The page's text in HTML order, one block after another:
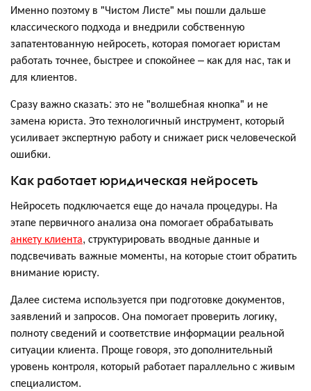
Именно поэтому в "Чистом Листе" мы пошли дальше
классического подхода и внедрили собственную
запатентованную нейросеть, которая помогает юристам
работать точнее, быстрее и спокойнее – как для нас, так и
для клиентов.
Сразу важно сказать: это не "волшебная кнопка" и не
замена юриста. Это технологичный инструмент, который
усиливает экспертную работу и снижает риск человеческой
ошибки.
Как работает юридическая нейросеть
Нейросеть подключается еще до начала процедуры. На
этапе первичного анализа она помогает обрабатывать
анкету клиента, структурировать вводные данные и
подсвечивать важные моменты, на которые стоит обратить
внимание юристу.
Далее система используется при подготовке документов,
заявлений и запросов. Она помогает проверить логику,
полноту сведений и соответствие информации реальной
ситуации клиента. Проще говоря, это дополнительный
уровень контроля, который работает параллельно с живым
специалистом.